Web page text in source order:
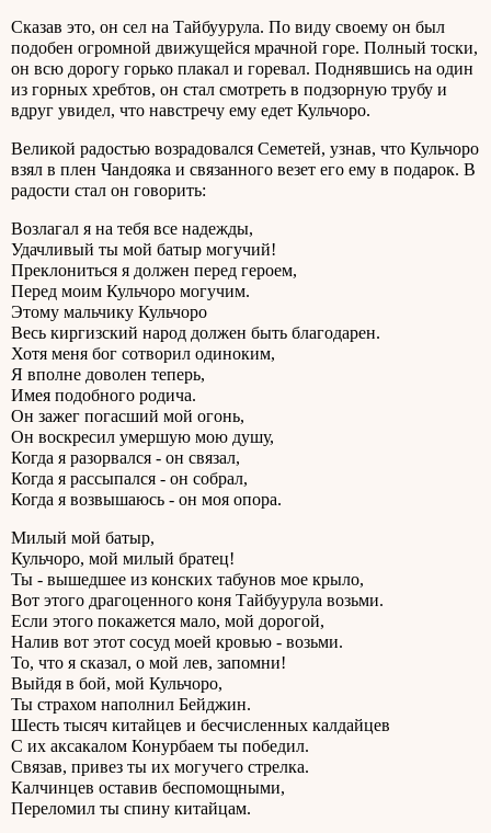
Сказав это, он сел на Тайбуурула. По виду своему он был
подобен огромной движущейся мрачной горе. Полный тоски,
он всю дорогу горько плакал и горевал. Поднявшись на один
из горных хребтов, он стал смотреть в подзорную трубу и
вдруг увидел, что навстречу ему едет Кульчоро.
Великой радостью возрадовался Семетей, узнав, что Кульчоро
взял в плен Чандояка и связанного везет его ему в подарок. В
радости стал он говорить:
Возлагал я на тебя все надежды,
Удачливый ты мой батыр могучий!
Преклониться я должен перед героем,
Перед моим Кульчоро могучим.
Этому мальчику Кульчоро
Весь киргизский народ должен быть благодарен.
Хотя меня бог сотворил одиноким,
Я вполне доволен теперь,
Имея подобного родича.
Он зажег погасший мой огонь,
Он воскресил умершую мою душу,
Когда я разорвался - он связал,
Когда я рассыпался - он собрал,
Когда я возвышаюсь - он моя опора.
Милый мой батыр,
Кульчоро, мой милый братец!
Ты - вышедшее из конских табунов мое крыло,
Вот этого драгоценного коня Тайбуурула возьми.
Если этого покажется мало, мой дорогой,
Налив вот этот сосуд моей кровью - возьми.
То, что я сказал, о мой лев, запомни!
Выйдя в бой, мой Кульчоро,
Ты страхом наполнил Бейджин.
Шесть тысяч китайцев и бесчисленных калдайцев
С их аксакалом Конурбаем ты победил.
Связав, привез ты их могучего стрелка.
Калчинцев оставив беспомощными,
Переломил ты спину китайцам.